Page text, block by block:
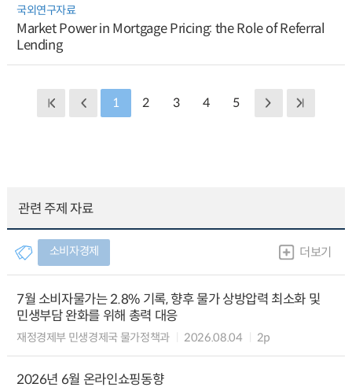
국외연구자료
Market Power in Mortgage Pricing: the Role of Referral
Lending
1 2 3 4 5
관련 주제 자료
소비자경제 더보기
7월 소비자물가는 2.8% 기록, 향후 물가 상방압력 최소화 및
민생부담 완화를 위해 총력 대응
재정경제부 민생경제국 물가정책과 2026.08.04 2p
2026년 6월 온라인쇼핑동향